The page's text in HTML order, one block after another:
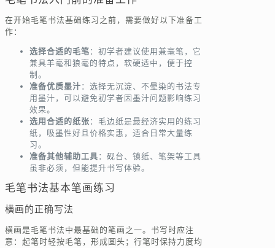
在开始毛笔书法基础练习之前，需要做好以下准备工
作：
选择合适的毛笔 ：初学者建议使用兼毫笔，它
兼具羊毫和狼毫的特点，软硬适中，便于控
制。
准备优质墨汁 ：选择无沉淀、不晕染的书法专
用墨汁，可以避免初学者因墨汁问题影响练习
效果。
选用合适的纸张 ：毛边纸是最经济实用的练习
纸，吸墨性好且价格实惠，适合日常大量练
习。
准备其他辅助工具 ：砚台、镇纸、笔架等工具
虽非必须，但能提升书写体验。
毛笔书法基本笔画练习
横画的正确写法
横画是毛笔书法中最基础的笔画之一。书写时应注
意：起笔时轻按毛笔，形成圆头；行笔时保持力度均